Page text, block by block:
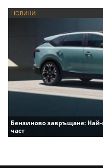
НОВИНИ
Бензиново завръщане:
част